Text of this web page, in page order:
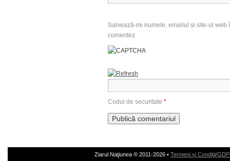
Salvează-mi numele, emailul și site-ul
comentez.
Codul de securitate *
Ziarul Naţiunea ® 2011-2026 • Termeni şi Condiţii/